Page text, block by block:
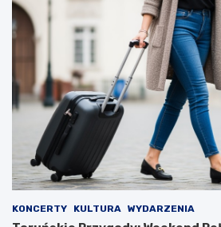
KONCERTY KULTURA WYDARZENIA